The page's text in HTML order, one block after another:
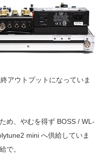
アウトプットになっていま
め、やむを得ず BOSS / WL-
mini へ供給していま
で。